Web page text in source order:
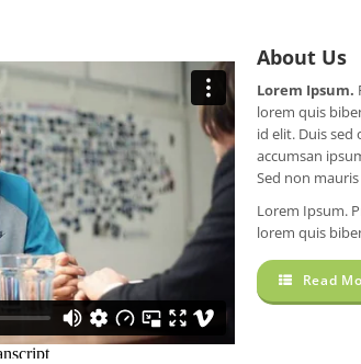
About Us
Lorem Ipsum.
lorem quis
id elit. Duis
accumsan
Sed non
Lorem Ipsum.
lorem quis
Read